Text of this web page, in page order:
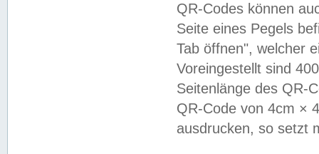
QR-Codes können
Seite eines Pegels
Tab öffnen", welcher
Voreingestellt sind
Seitenlänge des QR-
QR-Code von 4cm ×
ausdrucken, so setzt